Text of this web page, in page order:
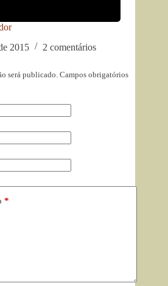
2015
2 comentários
será publicado. Campos obrigatórios
*